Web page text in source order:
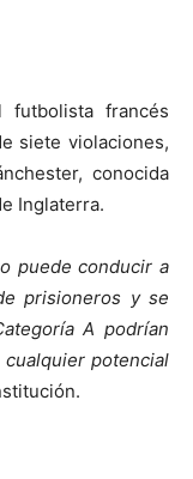
futbolista francés
siete violaciones,
conocida
Inglaterra.
puede conducir a
prisioneros y se
A podrían
potencial